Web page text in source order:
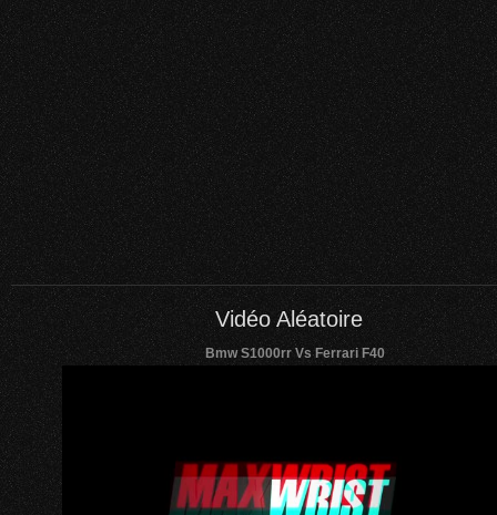
Vidéo Aléatoire
Bmw S1000rr Vs Ferrari F40